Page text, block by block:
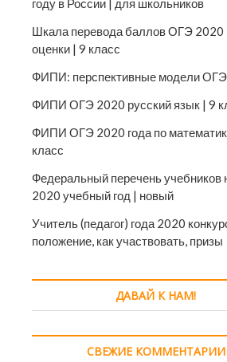
году в России | для школьников
Шкала перевода баллов ОГЭ 2020
оценки | 9 класс
ФИПИ: перспективные модели
ФИПИ ОГЭ 2020 русский язык | 9
ФИПИ ОГЭ 2020 года по
класс
Федеральный перечень учебников
2020 учебный год | новый
Учитель (педагог) года 2020
положение, как участвовать, призы
ДАВАЙ К НАМ!
СВЕЖИЕ КОММЕНТАРИИ